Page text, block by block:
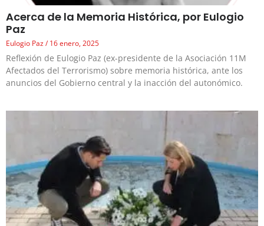
Acerca de la Memoria Histórica, por Eulogio
Paz
Eulogio Paz 16 enero, 2025
Reflexión de Eulogio Paz (ex-presidente de la Asociación 11M
Afectados del Terrorismo) sobre memoria histórica, ante los
anuncios del Gobierno central y la inacción del autonómico.